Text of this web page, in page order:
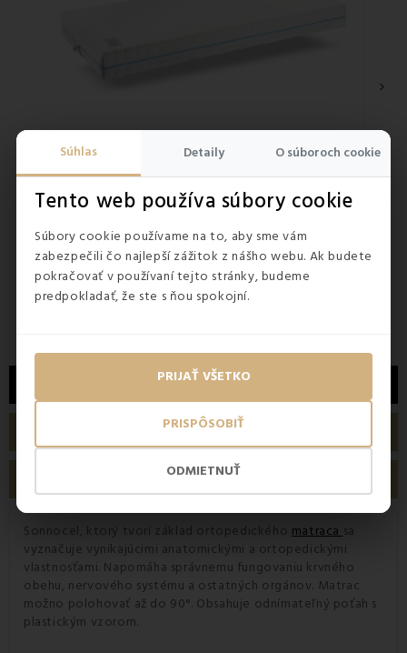
Súhlas Detaily O súboroch cookie
Tento web používa súbory cookie
Súbory cookie používame na to, aby sme vám
zabezpečili čo najlepší zážitok z nášho webu. Ak budete
pokračovať v používaní tejto stránky, budeme
predpokladať, že ste s ňou spokojní.
ODMIETNUŤ
PRISPÔSOBIŤ
PRIJAŤ VŠETKO
SKLADOM 5(1x)
Matrac Fenix Dormisan
315,50 €
›
POPIS
PODROBNOSTI O PRODUKTE
RECENZIE
Sonnocel, ktorý tvorí základ ortopedického matraca sa
vyznačuje vynikajúcimi anatomickými a ortopedickými
vlastnosťami. Napomáha správnemu fungovaniu krvného
obehu, nervového systému a ostatných orgánov. Matrac
možno polohovať až do 90°. Obsahuje odnímateľný poťah s
plastickým vzorom.